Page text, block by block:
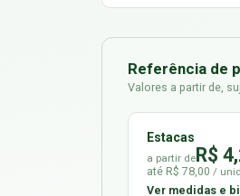
Referência de
Valores a partir de,
Estacas
a partir deR$
até R$ 78,00 /
Ver medidas e